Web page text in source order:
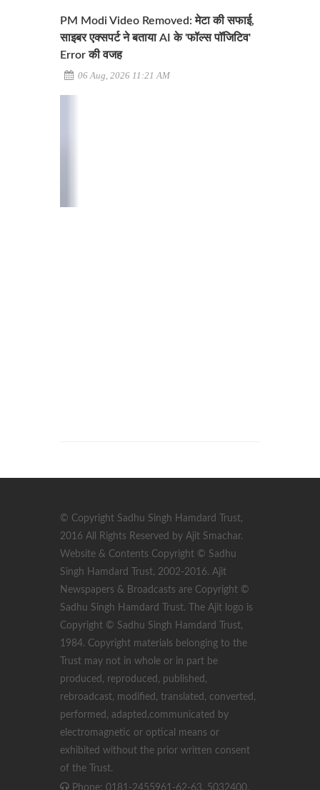
PM Modi Video Removed: मेटा की सफाई,
साइबर एक्सपर्ट ने बताया AI के 'फॉल्स पॉजिटिव'
Error की वजह
06 Aug, 2026 11:21 AM
© Copyright Sadhu Singh Hamdard Trust,
2016 All Rights Reserved by Ajit Smachar.
Website & Contents Copyright © Sadhu
Singh Hamdard Trust, 2002-2016. Ajit
Newspapers & Broadcasts are Copyright ©
Sadhu Singh Hamdard Trust. The Ajit logo is
Copyright © Sadhu Singh Hamdard Trust,
1984. Copyright materials belonging to the
Trust may not in whole or in part be
produced, reproduced, published,
rebroadcast, modified, translated, converted,
performed, adapted,communicated by
electromagnetic or optical means or
exhibited without the prior written consent
of the Trust.
Phone: 0181-2455961-62-63, 5032400,